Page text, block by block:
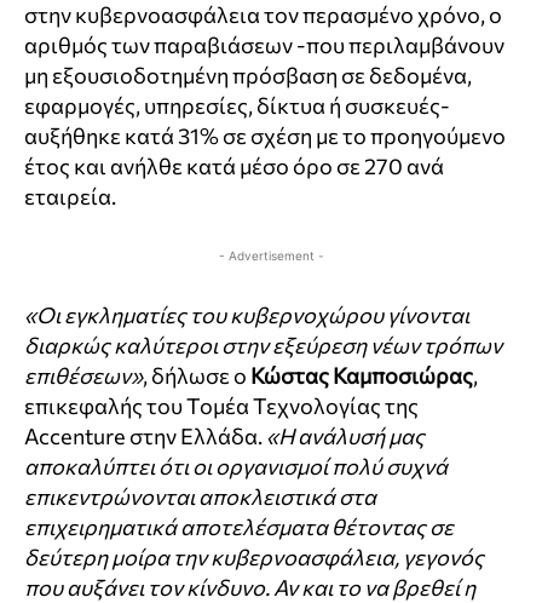
στην κυβερνοασφάλεια τον περασμένο χρόνο, ο
αριθμός των παραβιάσεων -που περιλαμβάνουν
μη εξουσιοδοτημένη πρόσβαση σε δεδομένα,
εφαρμογές, υπηρεσίες, δίκτυα ή συσκευές-
αυξήθηκε κατά 31% σε σχέση με το προηγούμενο
έτος και ανήλθε κατά μέσο όρο σε 270 ανά
εταιρεία.
- Advertisement -
«Οι εγκληματίες του κυβερνοχώρου γίνονται
διαρκώς καλύτεροι στην εξεύρεση νέων τρόπων
επιθέσεων», δήλωσε ο Κώστας Καμποσιώρας,
επικεφαλής του Τομέα Τεχνολογίας της
Accenture στην Ελλάδα.«Η ανάλυσή μας
αποκαλύπτει ότι οι οργανισμοί πολύ συχνά
επικεντρώνονται αποκλειστικά στα
επιχειρηματικά αποτελέσματα θέτοντας σε
δεύτερη μοίρα την κυβερνοασφάλεια, γεγονός
που αυξάνει τον κίνδυνο. Αν και το να βρεθεί η